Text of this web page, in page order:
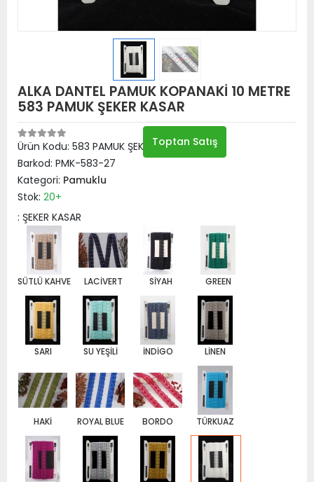
ALKA DANTEL PAMUK KOPANAKİ 10 METRE
583 PAMUK ŞEKER KASAR
Ürün Kodu: 583 PAMUK ŞEKER KASAR
Barkod: PMK-583-27
Kategori: Pamuklu
Stok: 20+
: ŞEKER KASAR
SÜTLÜ KAHVE LACİVERT SİYAH GREEN
SARI SU YEŞİLİ İNDİGO LİNEN
HAKİ ROYAL BLUE BORDO TÜRKUAZ
Toptan Satış